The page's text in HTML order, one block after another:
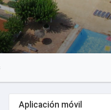
Aplicación móvil